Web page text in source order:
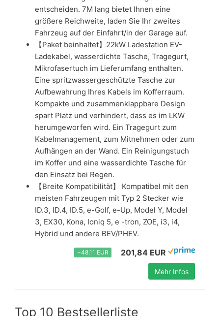
entscheiden. 7M lang bietet Ihnen eine
größere Reichweite, laden Sie Ihr zweites
Fahrzeug auf der Einfahrt/in der Garage auf.
【Paket beinhaltet】22kW Ladestation EV-
Ladekabel, wasserdichte Tasche, Tragegurt,
Mikrofasertuch im Lieferumfang enthalten.
Eine spritzwassergeschützte Tasche zur
Aufbewahrung Ihres Kabels im Kofferraum.
Kompakte und zusammenklappbare Design
spart Platz und verhindert, dass es im LKW
herumgeworfen wird. Ein Tragegurt zum
Kabelmanagement, zum Mitnehmen oder zum
Aufhängen an der Wand. Ein Reinigungstuch
im Koffer und eine wasserdichte Tasche für
den Einsatz bei Regen.
【Breite Kompatibilität】 Kompatibel mit den
meisten Fahrzeugen mit Typ 2 Stecker wie
ID.3, ID.4, ID.5, e-Golf, e-Up, Model Y, Model
3, EX30, Kona, Ioniq 5, e -tron, ZOE, i3, i4,
Hybrid und andere BEV/PHEV.
−48,11 EUR 201,84 EUR
Mehr Infos
Top 10 Bestsellerliste